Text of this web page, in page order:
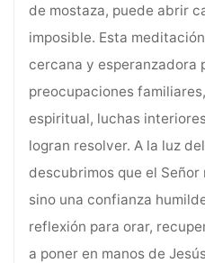
de mostaza, puede abrir
imposible. Esta
cercana y esperanzadora
preocupaciones
espiritual, luchas
logran resolver. A la luz
descubrimos que el
sino una confianza
reflexión para orar,
a poner en manos de